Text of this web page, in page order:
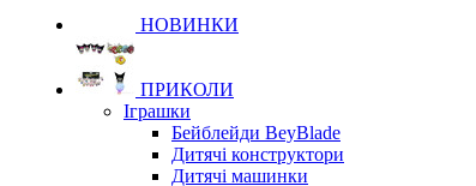
НОВИНКИ
ПРИКОЛИ
Іграшки
Бейблейди BeyBlade
Дитячі конструктори
Дитячі машинки